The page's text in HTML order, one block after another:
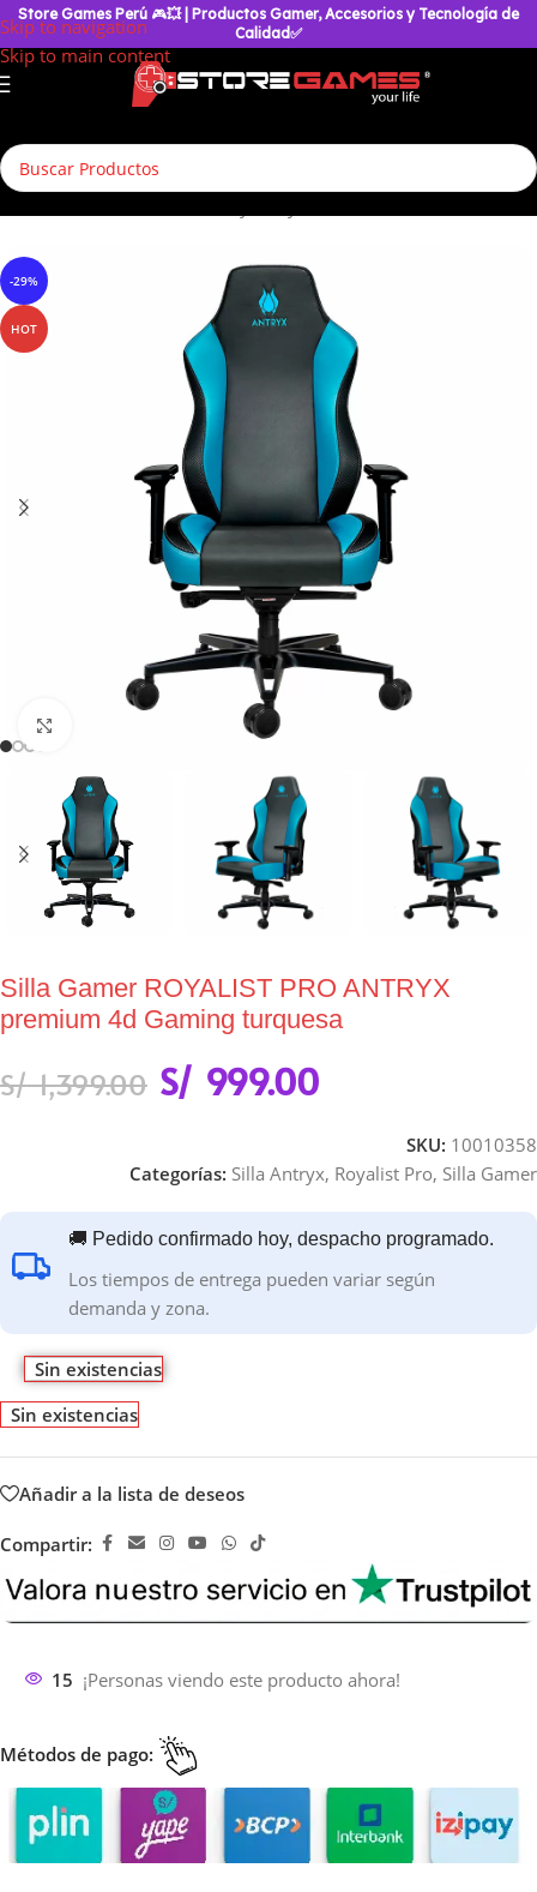
Skip to navigation
Skip to main content
Store Games Perú 🎮💥
| Productos Gamer, Accesorios y Tecnología de
Calidad✅
-29%
HOT
Silla Gamer ROYALIST PRO ANTRYX
premium 4d Gaming turquesa
S/1,399.00 S/ 999.00
SKU: 10010358
Categorías: Silla Antryx, Royalist Pro, Silla Gamer
🚚 Pedido confirmado hoy, despacho programado.
Los tiempos de entrega pueden variar según
demanda y zona.
Sin existencias
Sin existencias
Añadir a la lista de deseos
Compartir:
15 ¡Personas viendo este producto ahora!
Métodos de pago: